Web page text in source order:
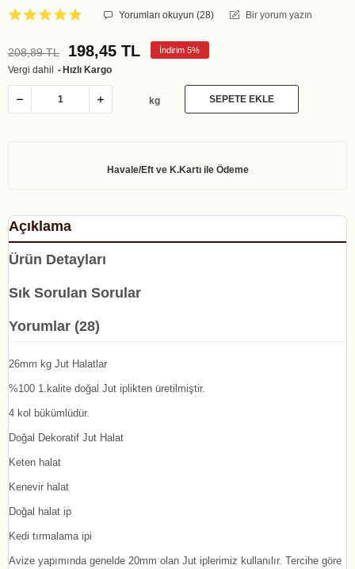
Yorumları okuyun (28) Bir yorum yazın
208,89 TL 198,45 TL İndirim 5%
Vergi dahil Hızlı Kargo
kg SEPETE EKLE
Açıklama
Ürün Detayları
Sık Sorulan Sorular
Yorumlar (28)
26mm kg Jut Halatlar
%100 1.kalite doğal Jut iplikten üretilmiştir.
4 kol bükümlüdür.
Doğal Dekoratif Jut Halat
Keten halat
Kenevir halat
Doğal halat ip
Kedi tırmalama ipi
Avize yapımında genelde 20mm olan Jut iplerimiz kullanılır. Tercihe göre